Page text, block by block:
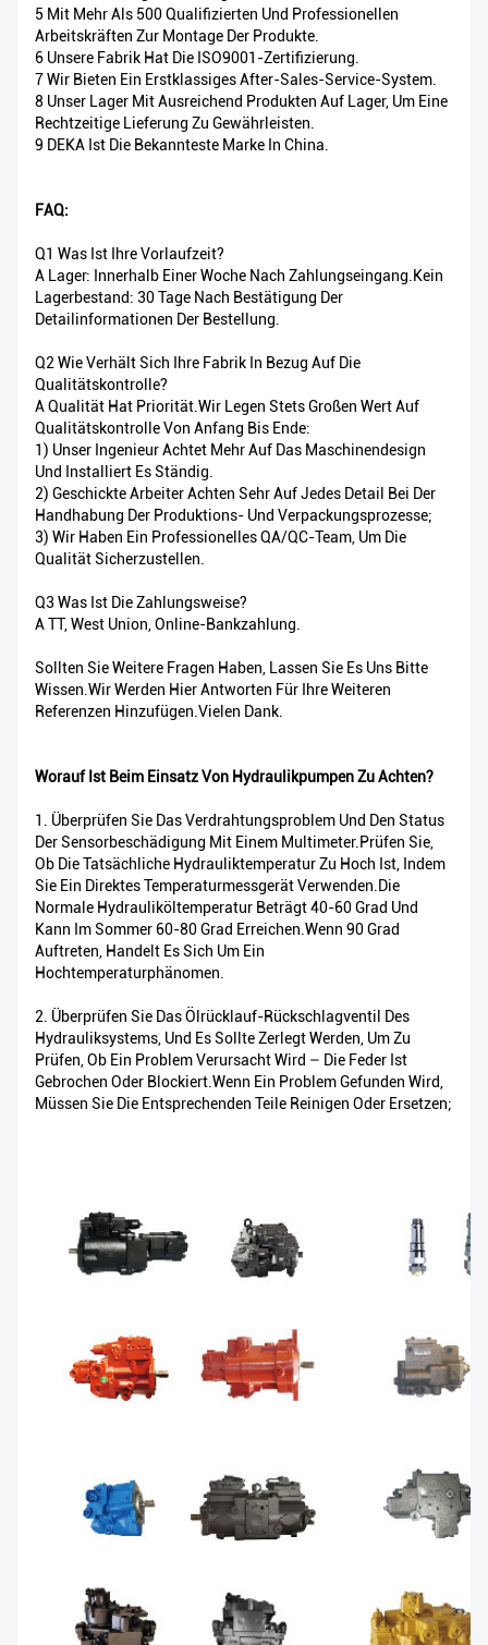
5 Mit Mehr Als 500 Qualifizierten Und Professionellen
Arbeitskräften Zur Montage Der Produkte.
6 Unsere Fabrik Hat Die ISO9001-Zertifizierung.
7 Wir Bieten Ein Erstklassiges After-Sales-Service-System.
8 Unser Lager Mit Ausreichend Produkten Auf Lager, Um Eine
Rechtzeitige Lieferung Zu Gewährleisten.
9 DEKA Ist Die Bekannteste Marke In China.
FAQ:
Q1 Was Ist Ihre Vorlaufzeit?
A Lager: Innerhalb Einer Woche Nach Zahlungseingang.Kein
Lagerbestand: 30 Tage Nach Bestätigung Der
Detailinformationen Der Bestellung.
Q2 Wie Verhält Sich Ihre Fabrik In Bezug Auf Die
Qualitätskontrolle?
A Qualität Hat Priorität.Wir Legen Stets Großen Wert Auf
Qualitätskontrolle Von Anfang Bis Ende:
1) Unser Ingenieur Achtet Mehr Auf Das Maschinendesign
Und Installiert Es Ständig.
2) Geschickte Arbeiter Achten Sehr Auf Jedes Detail Bei Der
Handhabung Der Produktions- Und Verpackungsprozesse;
3) Wir Haben Ein Professionelles QA/QC-Team, Um Die
Qualität Sicherzustellen.
Q3 Was Ist Die Zahlungsweise?
A TT, West Union, Online-Bankzahlung.
Sollten Sie Weitere Fragen Haben, Lassen Sie Es Uns Bitte
Wissen.Wir Werden Hier Antworten Für Ihre Weiteren
Referenzen Hinzufügen.Vielen Dank.
Worauf Ist Beim Einsatz Von Hydraulikpumpen Zu Achten?
1. Überprüfen Sie Das Verdrahtungsproblem Und Den Status
Der Sensorbeschädigung Mit Einem Multimeter.Prüfen Sie,
Ob Die Tatsächliche Hydrauliktemperatur Zu Hoch Ist, Indem
Sie Ein Direktes Temperaturmessgerät Verwenden.Die
Normale Hydrauliköltemperatur Beträgt 40-60 Grad Und
Kann Im Sommer 60-80 Grad Erreichen.Wenn 90 Grad
Auftreten, Handelt Es Sich Um Ein
Hochtemperaturphänomen.
2. Überprüfen Sie Das Ölrücklauf-Rückschlagventil Des
Hydrauliksystems, Und Es Sollte Zerlegt Werden, Um Zu
Prüfen, Ob Ein Problem Verursacht Wird – Die Feder Ist
Gebrochen Oder Blockiert.Wenn Ein Problem Gefunden Wird,
Müssen Sie Die Entsprechenden Teile Reinigen Oder Ersetzen;